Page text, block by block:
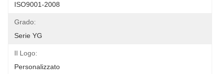
ISO9001-2008
Grado:
Serie YG
Il Logo:
Personalizzato